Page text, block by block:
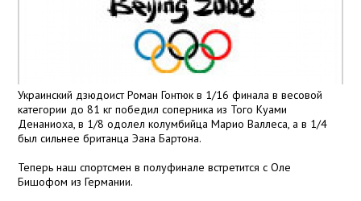
Украинский дзюдоист Роман Гонтюк в 1/16 финала в весовой
категории до 81 кг победил соперника из Того Куами
Денаниоха, в 1/8 одолел колумбийца Марио Валлеса, а в 1/4
был сильнее британца Эана Бартона.
Теперь наш спортсмен в полуфинале встретится с Оле
Бишофом из Германии.